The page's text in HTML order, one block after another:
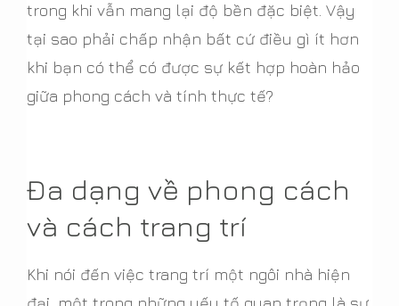
trong khi vẫn mang lại độ bền đặc biệt. Vậy
tại sao phải chấp nhận bất cứ điều gì ít hơn
khi bạn có thể có được sự kết hợp hoàn hảo
giữa phong cách và tính thực tế?
Đa dạng về phong cách
và cách trang trí
Khi nói đến việc trang trí một ngôi nhà hiện